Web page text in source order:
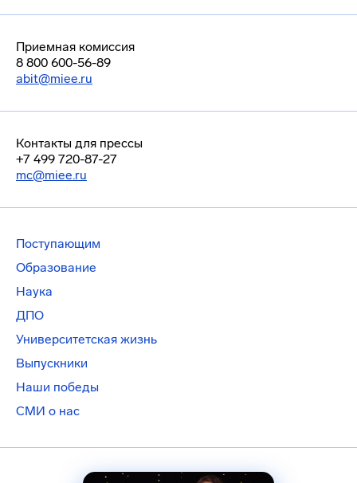
Приемная комиссия
8 800 600-56-89
abit@miee.ru
Контакты для прессы
+7 499 720-87-27
mc@miee.ru
Поступающим
Образование
Наука
ДПО
Университетская жизнь
Выпускники
Наши победы
СМИ о нас